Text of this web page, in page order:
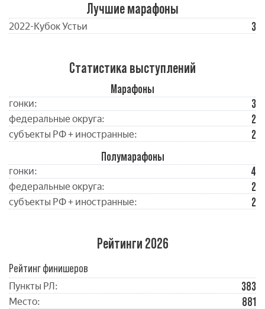
Лучшие марафоны
2022-Кубок Устьи 3
Статистика выступлений
Марафоны
гонки: 3
федеральные округа: 2
субъекты РФ + иностранные:
2
Полумарафоны
гонки: 4
федеральные округа: 2
субъекты РФ + иностранные: 2
Рейтинги 2026
Рейтинг финишеров
Пункты РЛ: 383
Место: 881